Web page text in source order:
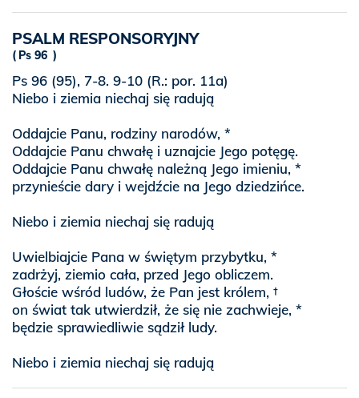
PSALM RESPONSORYJNY
Ps 96
Ps 96 (95), 7-8. 9-10 (R.: por. 11a)
Niebo i ziemia niechaj się radują
Oddajcie Panu, rodziny narodów, *
Oddajcie Panu chwałę i uznajcie Jego potęgę.
Oddajcie Panu chwałę należną Jego imieniu, *
przynieście dary i wejdźcie na Jego dziedzińce.
Niebo i ziemia niechaj się radują
Uwielbiajcie Pana w świętym przybytku, *
zadrżyj, ziemio cała, przed Jego obliczem.
Głoście wśród ludów, że Pan jest królem, †
on świat tak utwierdził, że się nie zachwieje, *
będzie sprawiedliwie sądził ludy.
Niebo i ziemia niechaj się radują